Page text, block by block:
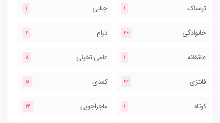
ترسناک 1 جنایی 1
خانوادگی 26 درام 2
عاشقانه 1 علمی-تخیلی 8
فانتزی 13 کمدی 18
کوتاه 1 ماجراجویی 26